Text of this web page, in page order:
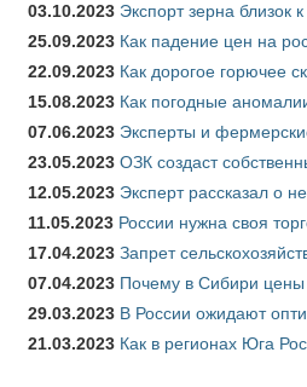
03.10.2023 Экспорт зерна близок
25.09.2023 Как падение цен на
22.09.2023 Как дорогое горючее
15.08.2023 Как погодные
07.06.2023 Эксперты и
23.05.2023 ОЗК создаст
12.05.2023 Эксперт рассказал о
11.05.2023 России нужна своя
17.04.2023 Запрет
07.04.2023 Почему в Сибири
29.03.2023 В России ожидают
21.03.2023 Как в регионах Юга